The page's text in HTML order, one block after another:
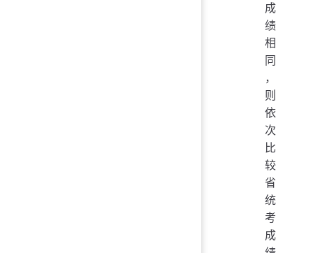
成
绩
相
同
，
则
依
次
比
较
省
统
考
成